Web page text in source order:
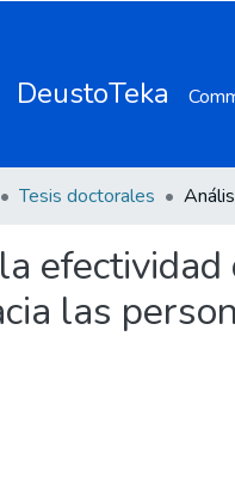
DeustoTeka
Tesis doctorales
las